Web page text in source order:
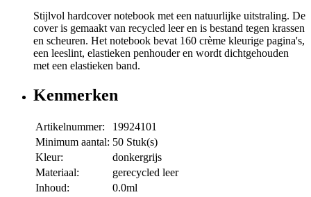
Stijlvol hardcover notebook met een natuurlijke uitstraling. De
cover is gemaakt van recycled leer en is bestand tegen krassen
en scheuren. Het notebook bevat 160 crème kleurige pagina's,
een leeslint, elastieken penhouder en wordt dichtgehouden
met een elastieken band.
Kenmerken
Artikelnummer:
19924101
Minimum aantal: 50 Stuk(s)
Kleur:
donkergrijs
Materiaal:
gerecycled leer
Inhoud:
0.0ml